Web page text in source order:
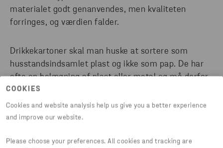
COOKIES
Cookies and website analysis help us give you a better experience
and improve our website.
Please choose your preferences. All cookies and tracking are
materialet godt genanvendes, men kvaliteten
forringes, og værdien falder.
Drikkekartoner skal man huske at sortere som
husstandsindsamlet plast og ikke som pap. De har
ofte en belægning af plast eller metal og må derfor
ikke lægges i papcontaineren.